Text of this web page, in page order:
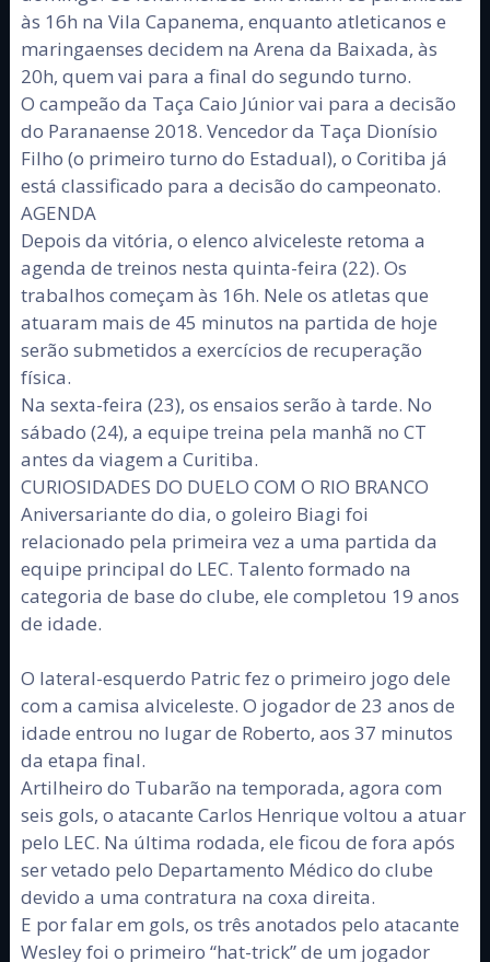
às 16h na Vila Capanema, enquanto atleticanos e
maringaenses decidem na Arena da Baixada, às
20h, quem vai para a final do segundo turno.
O campeão da Taça Caio Júnior vai para a decisão
do Paranaense 2018. Vencedor da Taça Dionísio
Filho (o primeiro turno do Estadual), o Coritiba já
está classificado para a decisão do campeonato.
AGENDA
Depois da vitória, o elenco alviceleste retoma a
agenda de treinos nesta quinta-feira (22). Os
trabalhos começam às 16h. Nele os atletas que
atuaram mais de 45 minutos na partida de hoje
serão submetidos a exercícios de recuperação
física.
Na sexta-feira (23), os ensaios serão à tarde. No
sábado (24), a equipe treina pela manhã no CT
antes da viagem a Curitiba.
CURIOSIDADES DO DUELO COM O RIO BRANCO
Aniversariante do dia, o goleiro Biagi foi
relacionado pela primeira vez a uma partida da
equipe principal do LEC. Talento formado na
categoria de base do clube, ele completou 19 anos
de idade.
O lateral-esquerdo Patric fez o primeiro jogo dele
com a camisa alviceleste. O jogador de 23 anos de
idade entrou no lugar de Roberto, aos 37 minutos
da etapa final.
Artilheiro do Tubarão na temporada, agora com
seis gols, o atacante Carlos Henrique voltou a atuar
pelo LEC. Na última rodada, ele ficou de fora após
ser vetado pelo Departamento Médico do clube
devido a uma contratura na coxa direita.
E por falar em gols, os três anotados pelo atacante
Wesley foi o primeiro “hat-trick” de um jogador